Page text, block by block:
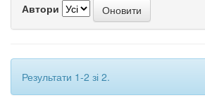
Автори
Результати 1-2 зі 2.